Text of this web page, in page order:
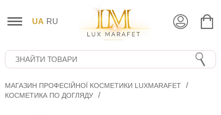
UA RU
МАГАЗИН ПРОФЕСІЙНОЇ КОСМЕТИКИ LUXMARAFET
КОСМЕТИКА ПО ДОГЛЯДУ